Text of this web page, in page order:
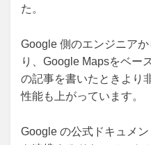
た。
Google 側のエンジニア
り、Google Mapsをベー
の記事を書いたときより
性能も上がっています。
Google の公式ドキュメ